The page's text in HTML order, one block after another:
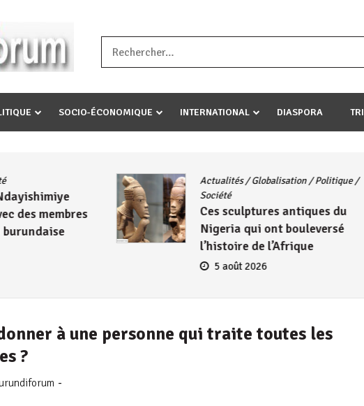
ugupfa nabi ,gupfa ataco umariye umuryango wawe canke igihugu
cakwibarutse ? »
SOCIO-ÉCONOMIQUE INTERNATIONAL DIASPORA
des membres
burundaise
Actualités/Globalisation/Politique/
Société
Ces sculptures antiques du
Nigeria qui ont bouleversé
l’histoire de l’Afrique
5 août 2026
à une personne qui traite toutes les
?
-